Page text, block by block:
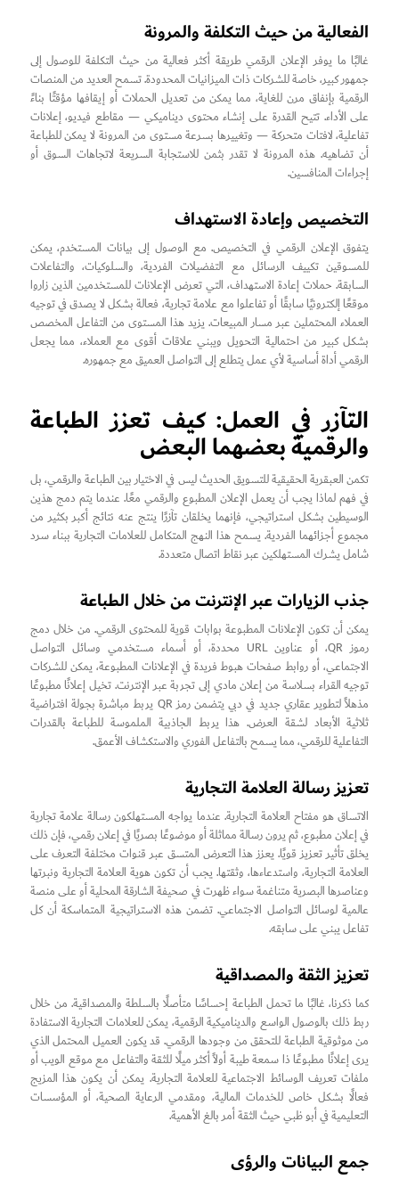
الفعالية من حيث التكلفة والمرونة
غالبًا ما يوفر الإعلان الرقمي طريقة أكثر فعالية من حيث التكلفة للوصول إلى
جمهور كبير، خاصة للشركات ذات الميزانيات المحدودة. تسمح العديد من المنصات
الرقمية بإنفاق مرن للغاية، مما يمكن من تعديل الحملات أو إيقافها مؤقتًا بناءً
على الأداء. تتيح القدرة على إنشاء محتوى ديناميكي — مقاطع فيديو، إعلانات
تفاعلية، لافتات متحركة — وتغييرها بسرعة مستوى من المرونة لا يمكن للطباعة
أن تضاهيه. هذه المرونة لا تقدر بثمن للاستجابة السريعة لاتجاهات السوق أو
إجراءات المنافسين.
التخصيص وإعادة الاستهداف
يتفوق الإعلان الرقمي في التخصيص. مع الوصول إلى بيانات المستخدم، يمكن
للمسوقين تكييف الرسائل مع التفضيلات الفردية، والسلوكيات، والتفاعلات
السابقة. حملات إعادة الاستهداف، التي تعرض الإعلانات للمستخدمين الذين زاروا
موقعًا إلكترونيًا سابقًا أو تفاعلوا مع علامة تجارية، فعالة بشكل لا يصدق في توجيه
العملاء المحتملين عبر مسار المبيعات. يزيد هذا المستوى من التفاعل المخصص
بشكل كبير من احتمالية التحويل ويبني علاقات أقوى مع العملاء، مما يجعل
الرقمي أداة أساسية لأي عمل يتطلع إلى التواصل العميق مع جمهوره.
التآزر في العمل: كيف تعزز الطباعة
والرقمية بعضهما البعض
تكمن العبقرية الحقيقية للتسويق الحديث ليس في الاختيار بين الطباعة والرقمي، بل
في فهم لماذا يجب أن يعمل الإعلان المطبوع والرقمي معًا. عندما يتم دمج هذين
الوسيطين بشكل استراتيجي، فإنهما يخلقان تآزرًا ينتج عنه نتائج أكبر بكثير من
مجموع أجزائهما الفردية. يسمح هذا النهج المتكامل للعلامات التجارية ببناء سرد
شامل يشرك المستهلكين عبر نقاط اتصال متعددة.
جذب الزيارات عبر الإنترنت من خلال الطباعة
يمكن أن تكون الإعلانات المطبوعة بوابات قوية للمحتوى الرقمي. من خلال دمج
رموز QR، أو عناوين URL محددة، أو أسماء مستخدمي وسائل التواصل
الاجتماعي، أو روابط صفحات هبوط فريدة في الإعلانات المطبوعة، يمكن للشركات
توجيه القراء بسلاسة من إعلان مادي إلى تجربة عبر الإنترنت. تخيل إعلانًا مطبوعًا
مذهلاً لتطوير عقاري جديد في دبي يتضمن رمز QR يربط مباشرة بجولة افتراضية
ثلاثية الأبعاد لشقة العرض. هذا يربط الجاذبية الملموسة للطباعة بالقدرات
التفاعلية للرقمي، مما يسمح بالتفاعل الفوري والاستكشاف الأعمق.
تعزيز رسالة العلامة التجارية
الاتساق هو مفتاح العلامة التجارية. عندما يواجه المستهلكون رسالة علامة تجارية
في إعلان مطبوع، ثم يرون رسالة مماثلة أو موضوعًا بصريًا في إعلان رقمي، فإن ذلك
يخلق تأثير تعزيز قويًا. يعزز هذا التعرض المتسق عبر قنوات مختلفة التعرف على
العلامة التجارية، واستدعاءها، وثقتها. يجب أن تكون هوية العلامة التجارية ونبرتها
وعناصرها البصرية متناغمة سواء ظهرت في صحيفة الشارقة المحلية أو على منصة
عالمية لوسائل التواصل الاجتماعي. تضمن هذه الاستراتيجية المتماسكة أن كل
تفاعل يبني على سابقه.
تعزيز الثقة والمصداقية
كما ذكرنا، غالبًا ما تحمل الطباعة إحساسًا متأصلًا بالسلطة والمصداقية. من خلال
ربط ذلك بالوصول الواسع والديناميكية الرقمية، يمكن للعلامات التجارية الاستفادة
من موثوقية الطباعة للتحقق من وجودها الرقمي. قد يكون العميل المحتمل الذي
يرى إعلانًا مطبوعًا ذا سمعة طيبة أولاً أكثر ميلًا للثقة والتفاعل مع موقع الويب أو
ملفات تعريف الوسائط الاجتماعية للعلامة التجارية. يمكن أن يكون هذا المزيج
فعالًا بشكل خاص للخدمات المالية، ومقدمي الرعاية الصحية، أو المؤسسات
التعليمية في أبو ظبي حيث الثقة أمر بالغ الأهمية.
جمع البيانات والرؤى